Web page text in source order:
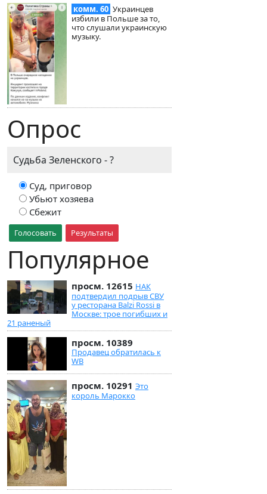
комм. 60 Украинцев
избили в Польше за то,
что слушали украинскую
музыку.
Опрос
Судьба Зеленского - ?
Суд, приговор
Убьют хозяева
Сбежит
Голосовать Результаты
Популярное
просм. 12615 НАК
подтвердил подрыв СВУ
у ресторана Balzi Rossi в
Москве: трое погибших и
21 раненый
просм. 10389
Продавец обратилась к
WB
просм. 10291 Это
король Марокко